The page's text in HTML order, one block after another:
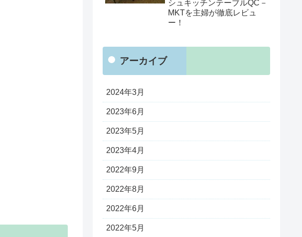
シュキッチンテーブルQC－
MKTを主婦が徹底レビュ
ー！
アーカイブ
2024年3月
2023年6月
2023年5月
2023年4月
2022年9月
2022年8月
2022年6月
2022年5月